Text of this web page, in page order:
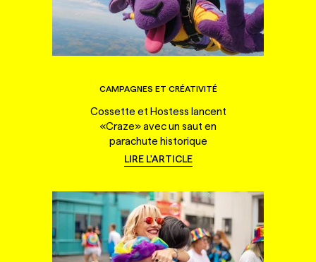
CAMPAGNES ET CRÉATIVITÉ
Cossette et Hostess lancent
«Craze» avec un saut en
parachute historique
LIRE L'ARTICLE